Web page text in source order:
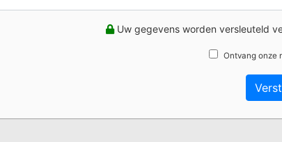
Uw gegevens worden versleuteld
Ontvang onze